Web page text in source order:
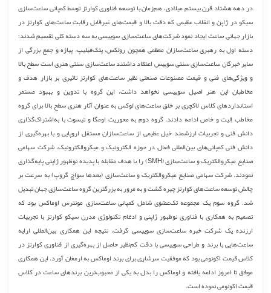
در دهه هشتاد قرن بیستم میلادی، هم‌زمان با توسعه فناوری کوارتز توسط کمپانی ساعت‌سازی
سیکو در ژاپن و انقلاب عظیمی که دقت بالا و قیمت‌های غیرقابل رقابت ساعت‌های کوارتز در
بازار جهانی ساعت ایجاد نمود شرکت‌های ساعت‌سازی سوییسی به سه دسته کلی تقسیم شدند؛
دسته اول به رهبری ساعت‌سازان معظمی همچون رولکس، پتک‌فیلیپ، پیاژه و جمع بزرگی از
سایر خبرگان ساعت‌سازی سنتی سوییس اعتقاد داشتند ساعت‌سازی سنتی هنری است سطح بالا
و ویژگی‌های فنی و قیمت مصنوعات صنعتی نظیر ساعت‌های کوارتز تاثیری بر بازار هدف و
مخاطبان این هنر اصیل سوییسی نخواهد داشت، این گروه با تدوین و بهبود مستمر
استانداردهای کلاس لاکچری بر خلق ساعت‌های لوکس به عنوان آثار هنری سطح بالا برای گروه
مخاطب اِلیت و خاص ادامه دادند. گروه دوم به محوریت اومگا و تیسوت با به‌اشتراک‌گذاری
دانش فنی و تجربیات ارزشمند خیل عظیمی از ساعت‌سازان مستقل اروپایی و با بهره‌گیری از
دانش فنی کمپانی‌های بین‌المللی فعال در حوزه الکترونیک و میکروالکترونیک، شرکت سهامی
صنایع میکروالکتریک و ساعت‌سازی (SMH) را با هدف مقابله با پدیده نوظهور ژاپنی پایه‌گذاری
نمودند. شرکت سهامی صنایع میکروالکتریک و ساعت‌سازی (بعدها سواچ گروپ) به سرعت بر
چالش توسعه ساعت‌های کوارتز چیره گشت و به مرور به بزرگترین گروه ساعت‌سازی جهان تبدیل
شد. گروه سوم یک مجموعه تک‌عضوی شامل کمپانی ساعت‌سازی مونترس اوماکس بود که
تصمیم به همکاری با فناوری نوظهور ژاپنی و ادغام تکنولوژی مدرن سیکو کوارتز با تجربیات
ارزنده یک شرکت خبره ساعت‌سازی سوییسی گرفت، نتیجه این همکاری بین‌المللی ارایه
ساعت‌هایی با برند و طراحی سوییسی با دقت کم‌نظیر حاصل از بهره‌گیری از فناوری کوارتز در
کلاس قیمت اکونومی بود که موفقیت سرشاری برای برند اوماکس به ارمغان آورد. این همکاری
موفق تا امروز ادامه یافته و اوماکس را بدل به یکی از محبوب‌ترین برندهای ساعت در کلاس
قیمت اکونومی نموده است.